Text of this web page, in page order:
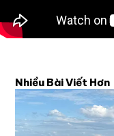
Nhiều Bài Viết Hơn